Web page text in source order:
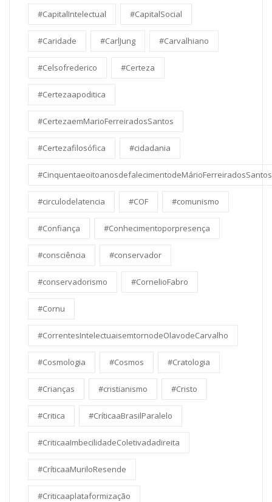
#CapitalIntelectual #CapitalSocial
#Caridade #CarlJung #Carvalhiano
#Celsofrederico #Certeza
#Certezaapoditica
#CertezaemMarioFerreiradosSantos
#Certezafilosófica #cidadania
#CinquentaeoitoanosdefalecimentodeMárioFerreiradosSantos
#circulodelatencia #COF #comunismo
#Confiança #Conhecimentoporpresença
#consciência #conservador
#conservadorismo #CornelioFabro
#Cornu
#CorrentesIntelectuaisemtornodeOlavodeCarvalho
#Cosmologia #Cosmos #Cratologia
#Crianças #cristianismo #Cristo
#Critica #CríticaaBrasilParalelo
#CriticaaImbecilidadeColetivadadireita
#CríticaaMuriloResende
#Criticaaplataformização